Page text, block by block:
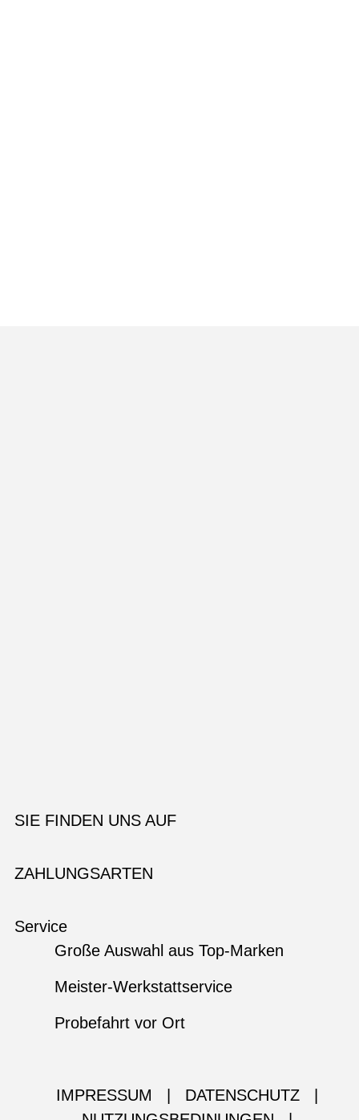
SIE FINDEN UNS AUF
ZAHLUNGSARTEN
Service
Große Auswahl aus Top-Marken
Meister-Werkstattservice
Probefahrt vor Ort
IMPRESSUM DATENSCHUTZ